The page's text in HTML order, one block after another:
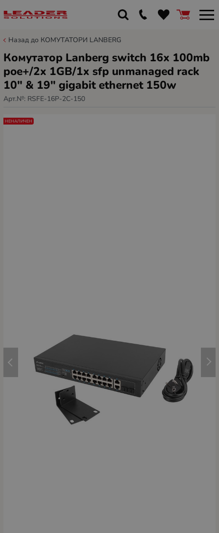
Назад до КОМУТАТОРИ LANBERG
Комутатор Lanberg switch 16x 100mb
poe+/2x 1GB/1x sfp unmanaged rack
10" & 19" gigabit ethernet 150w
Арт.№: RSFE-16P-2C-150
НЕНАЛИЧЕН